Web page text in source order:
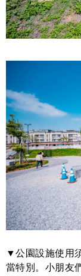
▼公園設施使用
當特別。小朋友